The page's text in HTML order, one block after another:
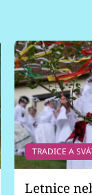
TRADICE A
Letnice